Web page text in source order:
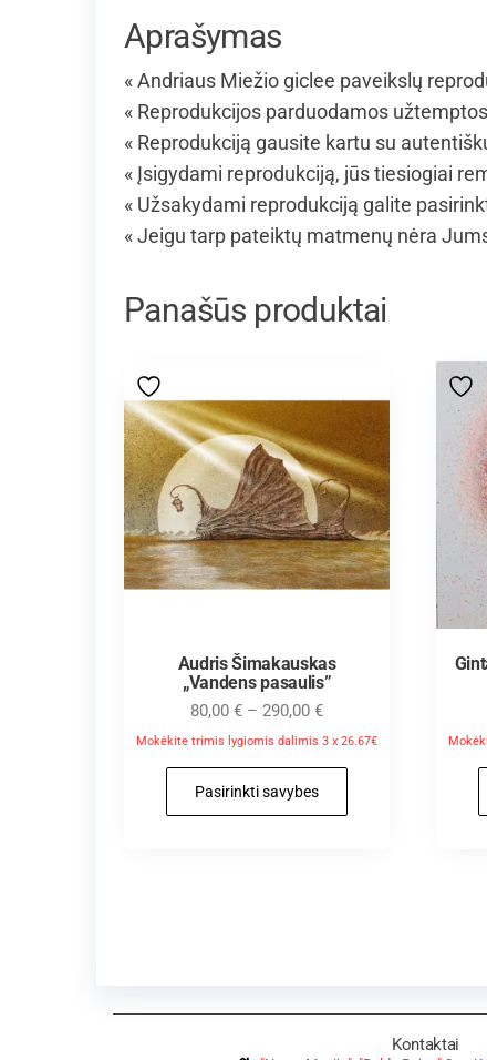
Aprašymas
« Andriaus Miežio giclee paveikslų
« Reprodukcijos parduodamos
« Reprodukciją gausite kartu su
« Įsigydami reprodukciją, jūs tiesiogiai
« Užsakydami reprodukciją galite
« Jeigu tarp pateiktų matmenų nėra
Panašūs produktai
Audris Šimakauskas
„Vandens pasaulis”
80,00€ – 290,00€
Mokėkite trimis lygiomis dalimis 3 x 26.67€
Pasirinkti savybes
Kontaktai